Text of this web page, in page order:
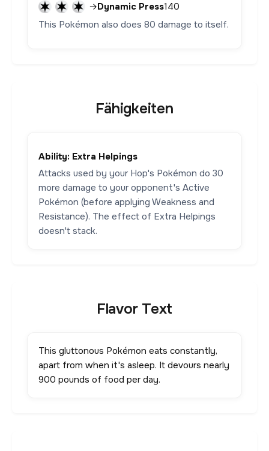
→Dynamic Press140
This Pokémon also does 80 damage to itself.
Fähigkeiten
Ability: Extra Helpings
Attacks used by your Hop's Pokémon do 30
more damage to your opponent's Active
Pokémon (before applying Weakness and
Resistance). The effect of Extra Helpings
doesn't stack.
Flavor Text
This gluttonous Pokémon eats constantly,
apart from when it's asleep. It devours nearly
900 pounds of food per day.